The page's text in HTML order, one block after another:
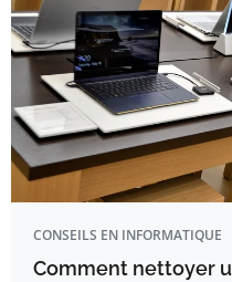
CONSEILS EN INFORMATIQUE
Comment nettoyer